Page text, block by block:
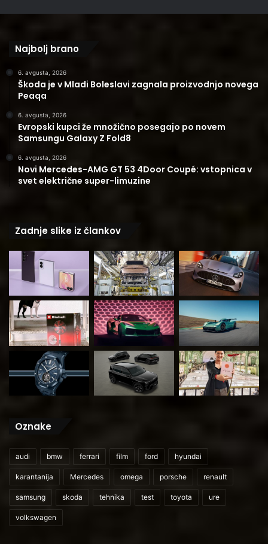
Najbolj brano
6. avgusta, 2026
Škoda je v Mladi Boleslavi zagnala proizvodnjo novega
Peaqa
6. avgusta, 2026
Evropski kupci že množično posegajo po novem
Samsungu Galaxy Z Fold8
6. avgusta, 2026
Novi Mercedes-AMG GT 53 4Door Coupé: vstopnica v
svet električne super-limuzine
Zadnje slike iz člankov
Oznake
audi bmw ferrari film ford hyundai
karantanija Mercedes omega porsche renault
samsung skoda tehnika test toyota ure
volkswagen